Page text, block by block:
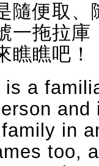
隨便取
一拖拉
瞧瞧吧！
is a
in
too,